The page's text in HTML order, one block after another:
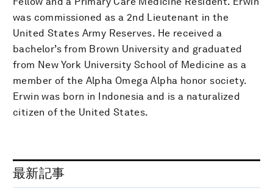
was commissioned as a 2nd Lieutenant in the
United States Army Reserves. He received a
bachelor’s from Brown University and graduated
from New York University School of Medicine as a
member of the Alpha Omega Alpha honor society.
Erwin was born in Indonesia and is a naturalized
citizen of the United States.
最新記事